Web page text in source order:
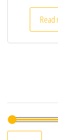
Read